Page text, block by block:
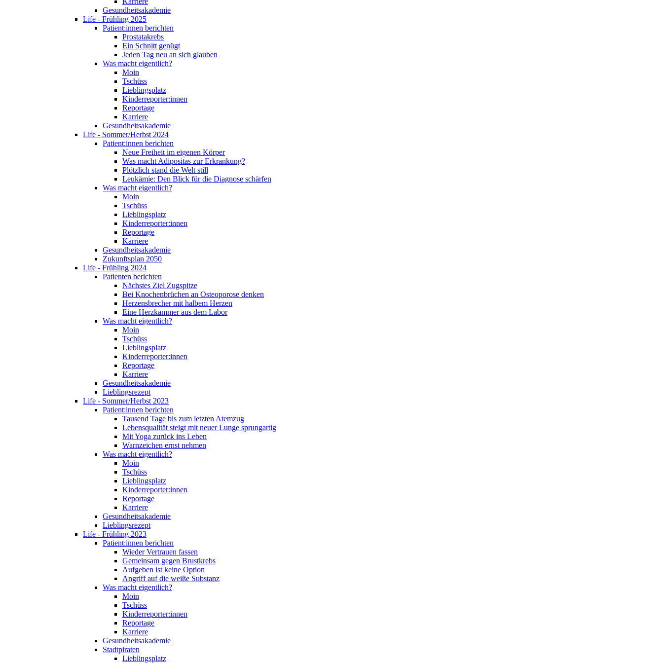
Gesundheitsakademie
Life - Frühling 2025
Patient:innen berichten
Prostatakrebs
Ein Schnitt genügt
Jeden Tag neu an sich glauben
Was macht eigentlich?
Moin
Tschüss
Lieblingsplatz
Kinderreporter:innen
Reportage
Karriere
Gesundheitsakademie
Life - Sommer/Herbst 2024
Patient:innen berichten
Neue Freiheit im eigenen Körper
Was macht Adipositas zur Erkrankung?
Plötzlich stand die Welt still
Leukämie: Den Blick für die Diagnose schärfen
Was macht eigentlich?
Moin
Tschüss
Lieblingsplatz
Kinderreporter:innen
Reportage
Karriere
Gesundheitsakademie
Zukunftsplan 2050
Life - Frühling 2024
Patienten berichten
Nächstes Ziel Zugspitze
Bei Knochenbrüchen an Osteoporose denken
Herzensbrecher mit halbem Herzen
Eine Herzkammer aus dem Labor
Was macht eigentlich?
Moin
Tschüss
Lieblingsplatz
Kinderreporter:innen
Reportage
Karriere
Gesundheitsakademie
Lieblingsrezept
Life - Sommer/Herbst 2023
Patient:innen berichten
Tausend Tage bis zum letzten Atemzug
Lebensqualität steigt mit neuer Lunge sprungartig
Mit Yoga zurück ins Leben
Warnzeichen ernst nehmen
Was macht eigentlich?
Moin
Tschüss
Lieblingsplatz
Kinderreporter:innen
Reportage
Karriere
Gesundheitsakademie
Lieblingsrezept
Life - Frühling 2023
Patient:innen berichten
Wieder Vertrauen fassen
Gemeinsam gegen Brustkrebs
Aufgeben ist keine Option
Angriff auf die weiße Substanz
Was macht eigentlich?
Moin
Tschüss
Kinderreporter:innen
Reportage
Karriere
Gesundheitsakademie
Stadtpiraten
Lieblingsplatz